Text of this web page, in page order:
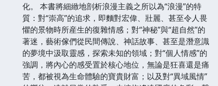
化。 本書將細緻地剖析浪漫主義之所以為“浪漫”的特
質：對“崇高”的追求，即麵對宏偉、壯麗、甚至令人畏
懼的景物時所産生的復雜情感；對“神秘”與“超自然”的
著迷，藝術傢們從民間傳說、神話故事、甚至是潛意識
的夢境中汲取靈感，探索未知的領域；對“個人情感”的
強調，將內心的感受置於核心地位，無論是狂喜還是痛
苦，都被視為生命體驗的寶貴財富；以及對“異域風情”